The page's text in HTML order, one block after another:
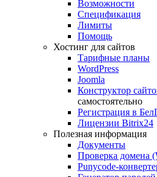
Возможности
Спецификация
Лимиты
Помощь
Хостинг для сайтов
Тарифные планы
WordPress
Joomla
Конструктор
самостоятельно
Регистрация в
Лицензии Bitrix24
Полезная информация
Документы
Проверка домена
Punycode-